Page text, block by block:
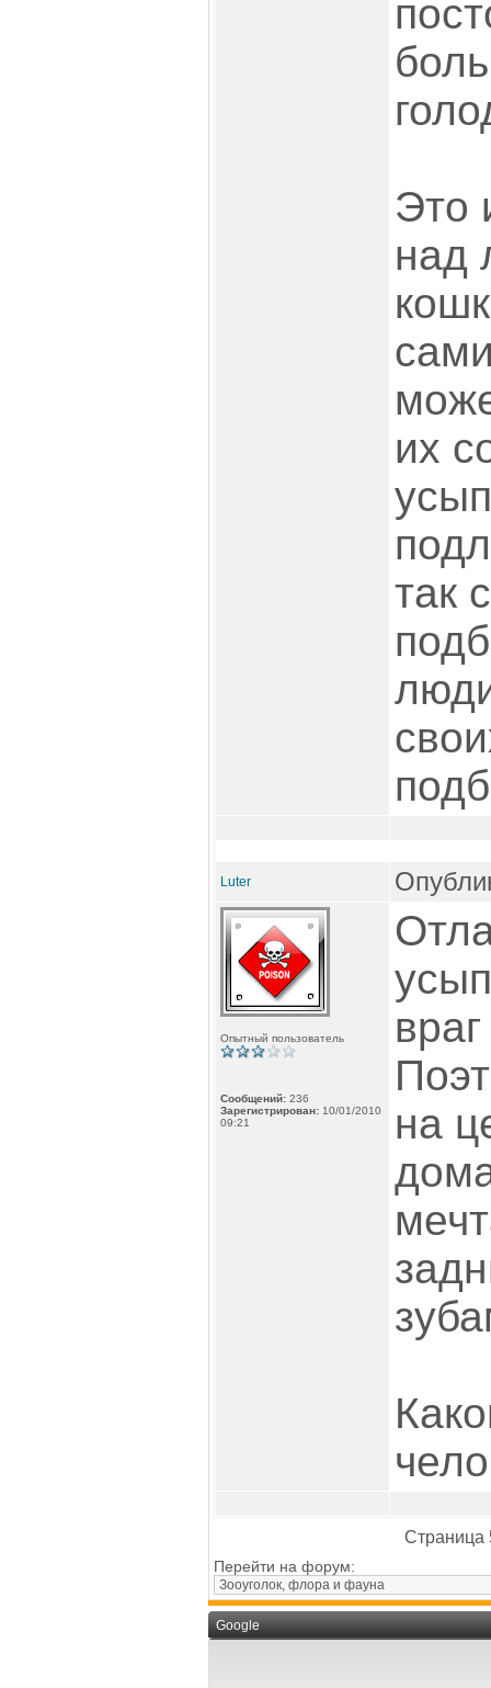
Это
над
их
так
Luter
Опытный пользователь
Сообщений: 236
Зарегистрирован: 10/01/2010
09:21
на
Страница
Перейти на форум:
Google